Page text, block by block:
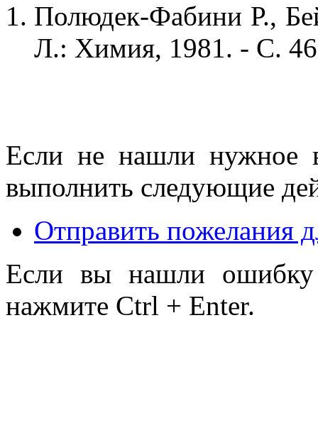
Полюдек-Фабини Р.,
Л.: Химия, 1981. - С.
Если не нашли нужное
выполнить следующие
Отправить пожелания
Если вы нашли ошибку
нажмите Ctrl + Enter.